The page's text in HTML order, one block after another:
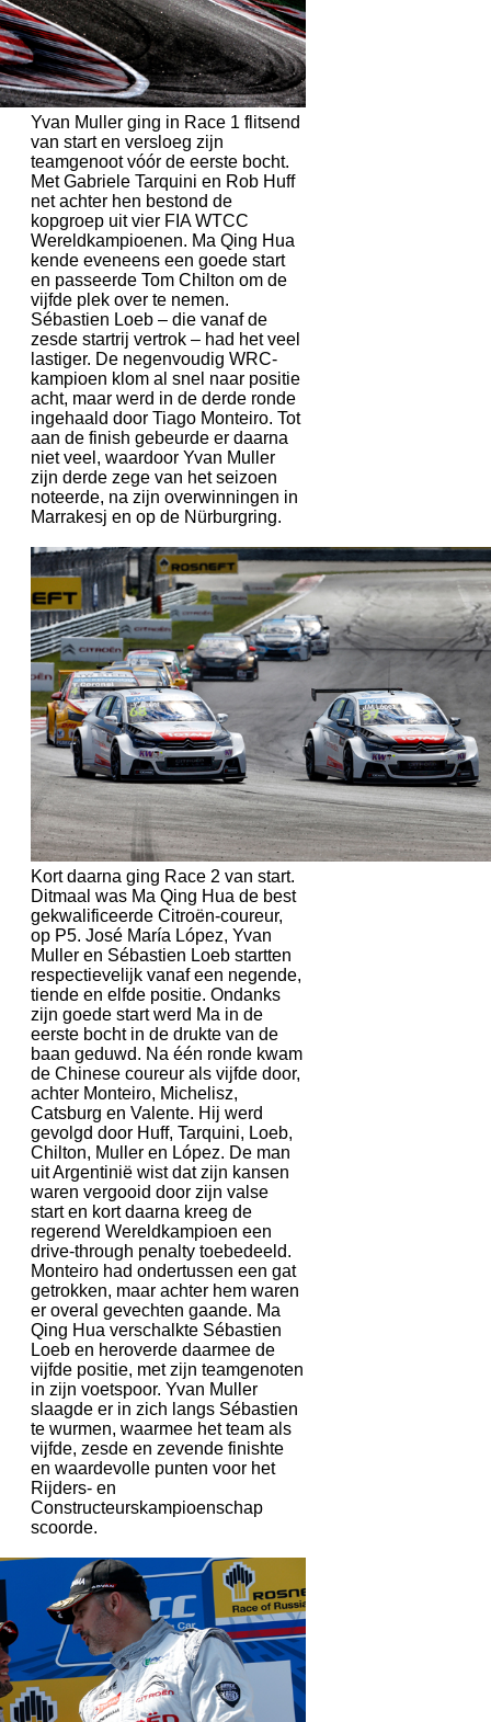
Yvan Muller ging in Race 1 flitsend
van start en versloeg zijn
teamgenoot vóór de eerste bocht.
Met Gabriele Tarquini en Rob Huff
net achter hen bestond de
kopgroep uit vier FIA WTCC
Wereldkampioenen. Ma Qing Hua
kende eveneens een goede start
en passeerde Tom Chilton om de
vijfde plek over te nemen.
Sébastien Loeb – die vanaf de
zesde startrij vertrok – had het veel
lastiger. De negenvoudig WRC-
kampioen klom al snel naar positie
acht, maar werd in de derde ronde
ingehaald door Tiago Monteiro. Tot
aan de finish gebeurde er daarna
niet veel, waardoor Yvan Muller
zijn derde zege van het seizoen
noteerde, na zijn overwinningen in
Marrakesj en op de Nürburgring.
Kort daarna ging Race 2 van start.
Ditmaal was Ma Qing Hua de best
gekwalificeerde Citroën-coureur,
op P5. José María López, Yvan
Muller en Sébastien Loeb startten
respectievelijk vanaf een negende,
tiende en elfde positie. Ondanks
zijn goede start werd Ma in de
eerste bocht in de drukte van de
baan geduwd. Na één ronde kwam
de Chinese coureur als vijfde door,
achter Monteiro, Michelisz,
Catsburg en Valente. Hij werd
gevolgd door Huff, Tarquini, Loeb,
Chilton, Muller en López. De man
uit Argentinië wist dat zijn kansen
waren vergooid door zijn valse
start en kort daarna kreeg de
regerend Wereldkampioen een
drive-through penalty toebedeeld.
Monteiro had ondertussen een gat
getrokken, maar achter hem waren
er overal gevechten gaande. Ma
Qing Hua verschalkte Sébastien
Loeb en heroverde daarmee de
vijfde positie, met zijn teamgenoten
in zijn voetspoor. Yvan Muller
slaagde er in zich langs Sébastien
te wurmen, waarmee het team als
vijfde, zesde en zevende finishte
en waardevolle punten voor het
Rijders- en
Constructeurskampioenschap
scoorde.